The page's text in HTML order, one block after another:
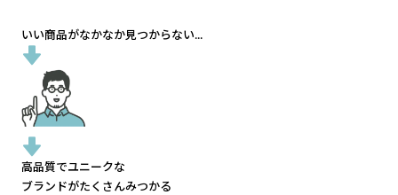
いい商品がなかなか見つからない...
高品質でユニークな
ブランドがたくさんみつかる